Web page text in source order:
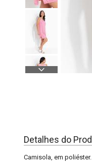
Detalhes do
Camisola, em